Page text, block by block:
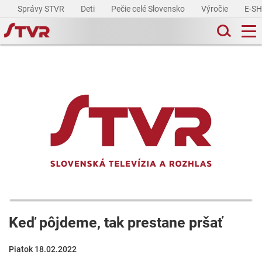
Správy STVR Deti Pečie celé Slovensko Výročie E-
Keď pôjdeme, tak prestane pršať
Piatok 18.02.2022